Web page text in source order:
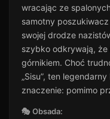
wracając ze
samotny
swojej drodze
szybko odkrywają, że
górnikiem. Choć
„Sisu”, ten
znaczenie: pomimo
🎭 Obsada: